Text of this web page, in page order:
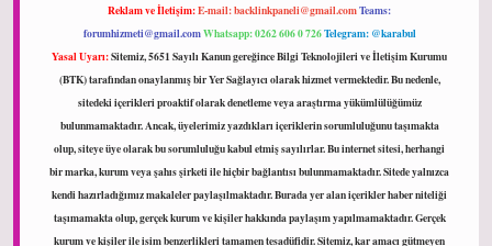
Reklam ve İletişim:E-mail:backlinkpaneli@gmail.comTeams:
forumhizmeti@gmail.comWhatsapp: 0262 606 0 726Telegram: @karabul
Yasal Uyarı:Sitemiz, 5651 Sayılı Kanun gereğince Bilgi Teknolojileri ve İletişim Kurumu
(BTK) tarafından onaylanmış bir Yer Sağlayıcı olarak hizmet vermektedir. Bu nedenle,
sitedeki içerikleri proaktif olarak denetleme veya araştırma yükümlülüğümüz
bulunmamaktadır. Ancak, üyelerimiz yazdıkları içeriklerin sorumluluğunu taşımakta
olup, siteye üye olarak bu sorumluluğu kabul etmiş sayılırlar. Bu internet sitesi, herhangi
bir marka, kurum veya şahıs şirketi ile hiçbir bağlantısı bulunmamaktadır. Sitede yalnızca
kendi hazırladığımız makaleler paylaşılmaktadır. Burada yer alan içerikler haber niteliği
taşımamakta olup, gerçek kurum ve kişiler hakkında paylaşım yapılmamaktadır. Gerçek
kurum ve kişiler ile isim benzerlikleri tamamen tesadüfidir. Sitemiz, kar amacı gütmeyen